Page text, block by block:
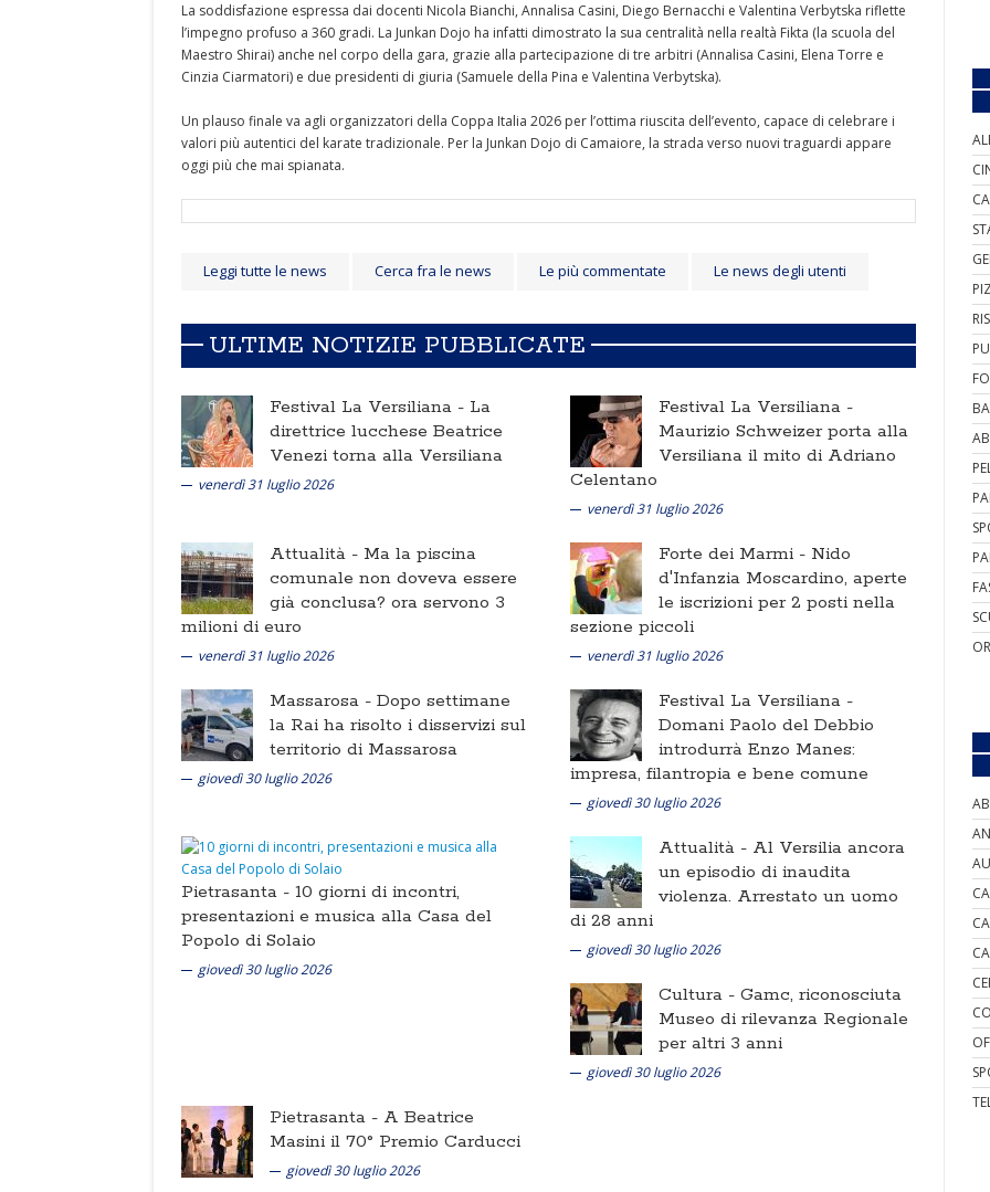
La soddisfazione espressa dai docenti Nicola Bianchi, Annalisa Casini, Diego Bernacchi e Valentina Verbytska riflette
l’impegno profuso a 360 gradi. La Junkan Dojo ha infatti dimostrato la sua centralità nella realtà Fikta (la scuola del
Maestro Shirai) anche nel corpo della gara, grazie alla partecipazione di tre arbitri (Annalisa Casini, Elena Torre e
Cinzia Ciarmatori) e due presidenti di giuria (Samuele della Pina e Valentina Verbytska).
Un plauso finale va agli organizzatori della Coppa Italia 2026 per l’ottima riuscita dell’evento, capace di celebrare i
valori più autentici del karate tradizionale. Per la Junkan Dojo di Camaiore, la strada verso nuovi traguardi appare
oggi più che mai spianata.
Leggi tutte le news Cerca fra le news Le più commentate Le news degli utenti
ULTIME NOTIZIE PUBBLICATE
Festival La Versiliana - La
direttrice lucchese Beatrice
Venezi torna alla Versiliana
venerdì 31 luglio 2026
Festival La Versiliana -
Maurizio Schweizer porta alla
Versiliana il mito di Adriano
Celentano
venerdì 31 luglio 2026
Attualità - Ma la piscina
comunale non doveva essere
già conclusa? ora servono 3
milioni di euro
venerdì 31 luglio 2026
Forte dei Marmi - Nido
d'Infanzia Moscardino, aperte
le iscrizioni per 2 posti nella
sezione piccoli
venerdì 31 luglio 2026
Massarosa - Dopo settimane
la Rai ha risolto i disservizi sul
territorio di Massarosa
giovedì 30 luglio 2026
Festival La Versiliana -
Domani Paolo del Debbio
introdurrà Enzo Manes:
impresa, filantropia e bene comune
giovedì 30 luglio 2026
Pietrasanta - 10 giorni di incontri,
presentazioni e musica alla Casa del
Popolo di Solaio
giovedì 30 luglio 2026
Attualità - Al Versilia ancora
un episodio di inaudita
violenza. Arrestato un uomo
di 28 anni
giovedì 30 luglio 2026
Cultura - Gamc, riconosciuta
Museo di rilevanza Regionale
per altri 3 anni
giovedì 30 luglio 2026
Pietrasanta - A Beatrice
Masini il 70° Premio Carducci
giovedì 30 luglio 2026